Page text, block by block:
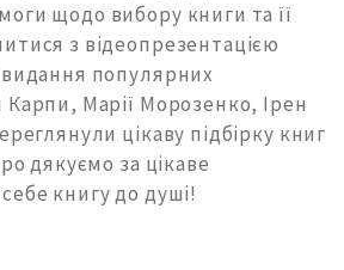
щодо вибору книги та її
з відеопрезентацією
видання популярних
Карпи, Марії Морозенко, Ірен
цікаву підбірку книг
дякуємо за цікаве
книгу до душі!